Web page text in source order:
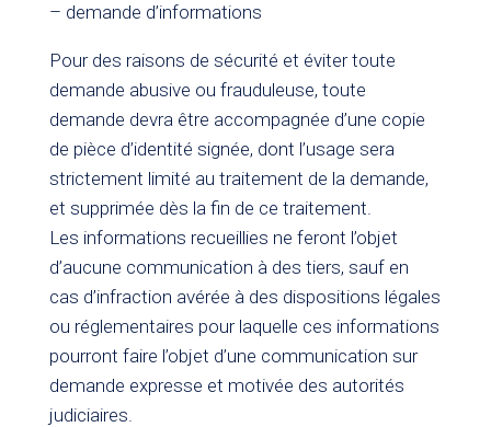
– demande d’informations
Pour des raisons de sécurité et éviter toute
demande abusive ou frauduleuse, toute
demande devra être accompagnée d’une copie
de pièce d’identité signée, dont l’usage sera
strictement limité au traitement de la demande,
et supprimée dès la fin de ce traitement.
Les informations recueillies ne feront l’objet
d’aucune communication à des tiers, sauf en
cas d’infraction avérée à des dispositions légales
ou réglementaires pour laquelle ces informations
pourront faire l’objet d’une communication sur
demande expresse et motivée des autorités
judiciaires.